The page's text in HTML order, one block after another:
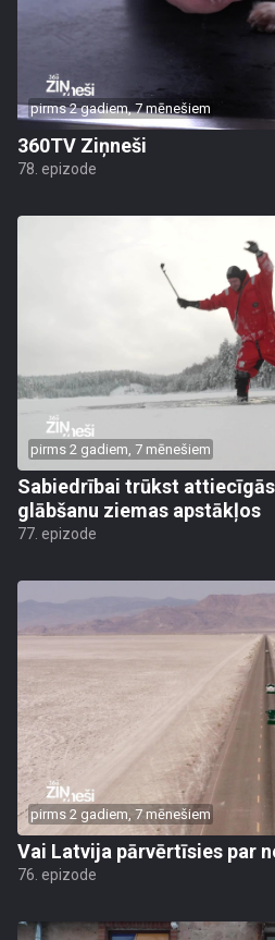
pirms 2 gadiem, 7 mēnešiem
360TV Ziņneši
78. epizode
pirms 2 gadiem, 7 mēnešiem
Sabiedrībai trūkst
glābšanu ziemas apstākļos
77. epizode
pirms 2 gadiem, 7 mēnešiem
Vai Latvija pārvērtīsies par
76. epizode